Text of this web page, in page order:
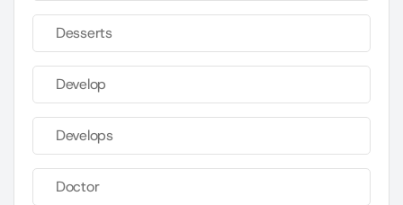
Desserts
Develop
Develops
Doctor